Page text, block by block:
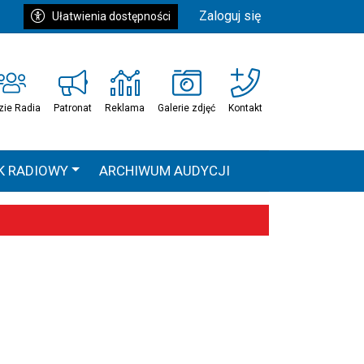
Ułatwienia dostępności Zaloguj się
Radia Patronat Reklama Galerie zdjęć Kontakt
RADIOWY ARCHIWUM AUDYCJI
HEAVEN TOUR